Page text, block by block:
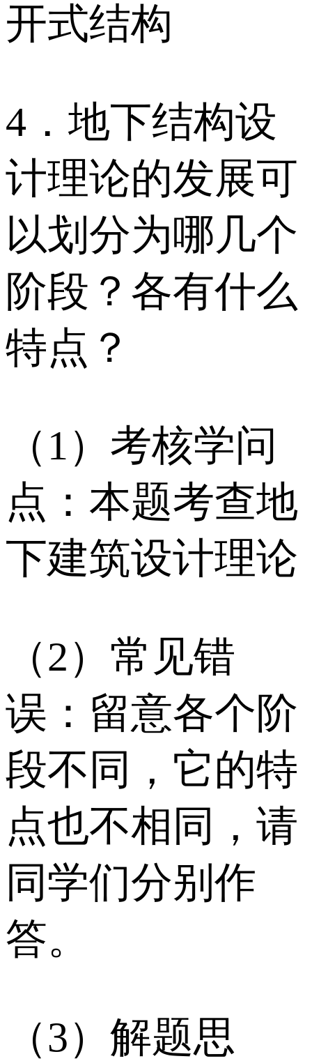
开式结构
4．地下结构设
计理论的发展可
以划分为哪几个
阶段？各有什么
特点？
（1）考核学问
点：本题考查地
下建筑设计理论
（2）常见错
误：留意各个阶
段不同，它的特
点也不相同，请
同学们分别作
答。
（3）解题思